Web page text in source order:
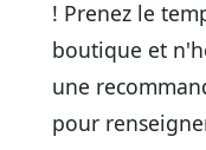
! Prenez le
boutique et
une
pour